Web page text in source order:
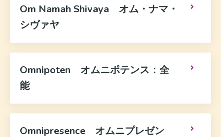
Om Namah Shivaya オム・ナマ・
シヴァヤ
Omnipoten オムニポテンス：全
能
Omnipresence オムニプレゼン